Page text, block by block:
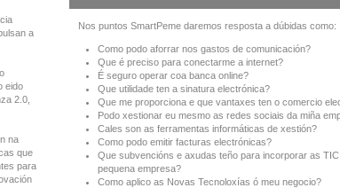
a
eido
2.0,
na
que
para
Nos puntos SmartPeme daremos resposta a dúbidas como:
Como podo aforrar nos gastos de comunicación?
Que é preciso para conectarme a internet?
É seguro operar coa banca online?
Que utilidade ten a sinatura electrónica?
Que me proporciona e que vantaxes ten o comercio
Podo xestionar eu mesmo as redes sociais da miña
Cales son as ferramentas informáticas de xestión?
Como podo emitir facturas electrónicas?
Que subvencións e axudas teño para incorporar as
pequena empresa?
Como aplico as Novas Tecnoloxías ó meu negocio?